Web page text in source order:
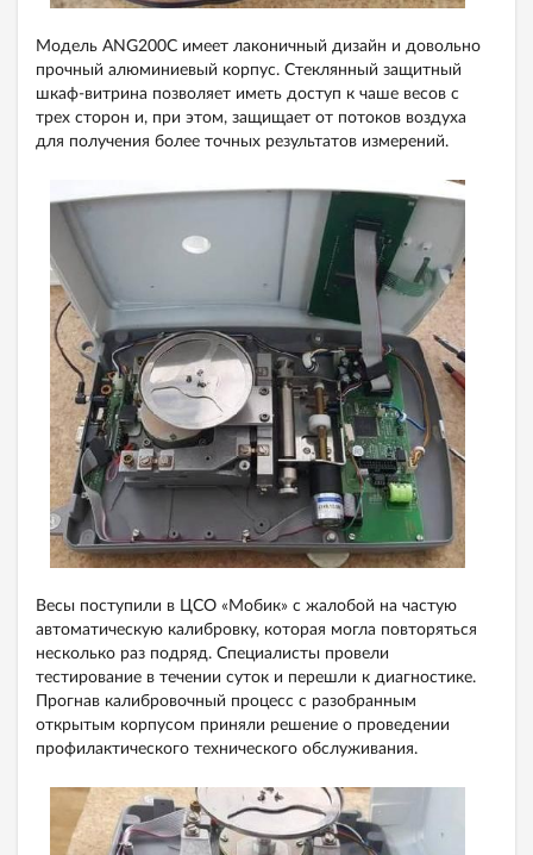
Модель ANG200С имеет лаконичный дизайн и довольно
прочный алюминиевый корпус. Стеклянный защитный
шкаф-витрина позволяет иметь доступ к чаше весов с
трех сторон и, при этом, защищает от потоков воздуха
для получения более точных результатов измерений.
Весы поступили в ЦСО «Мобик» с жалобой на частую
автоматическую калибровку, которая могла повторяться
несколько раз подряд. Специалисты провели
тестирование в течении суток и перешли к диагностике.
Прогнав калибровочный процесс с разобранным
открытым корпусом приняли решение о проведении
профилактического технического обслуживания.